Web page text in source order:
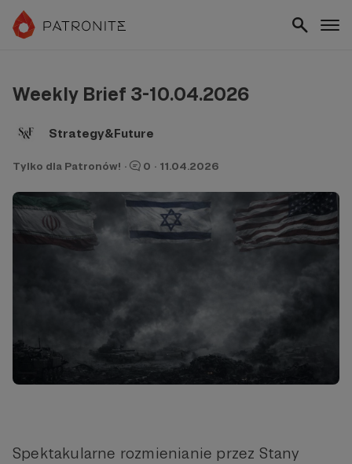
Weekly Brief 3-10.04.2026
Strategy&Future
Tylko dla Patronów! · 0 · 11.04.2026
Spektakularne rozmienianie przez Stany